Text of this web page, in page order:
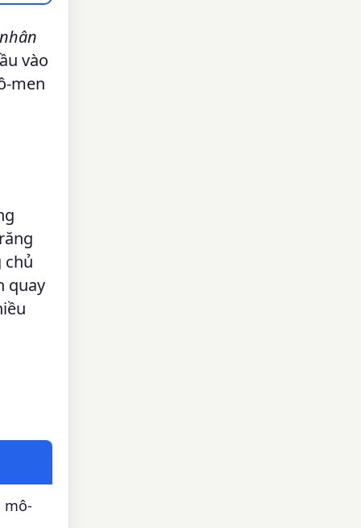
nhân
vào
men
chủ
quay
mô-